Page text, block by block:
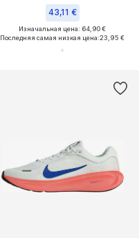
43,11 €
Изначальная цена: 64,90 €
Последняя самая низкая цена:23,95 €